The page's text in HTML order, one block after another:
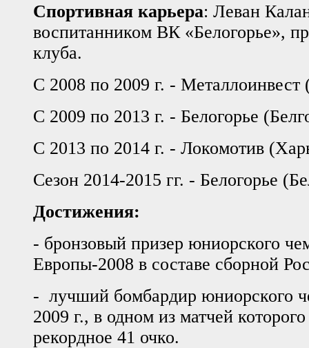
Спортивная карьера: Леван
воспитанником ВК «Белогорье»,
клуба.
С 2008 по 2009 г. -
С 2009 по 2013 г. - Белогорье
С 2013 по 2014 г. - Локомотив
Сезон 2014-2015 гг. - Белогорье
Достижения:
- бронзовый призер юниорского
Европы-2008 в составе сборной
- лучший бомбардир юниорского
2009 г., в одном из матчей которого
рекордное 41 очко.